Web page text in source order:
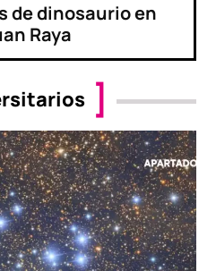
de dinosaurio en
Raya